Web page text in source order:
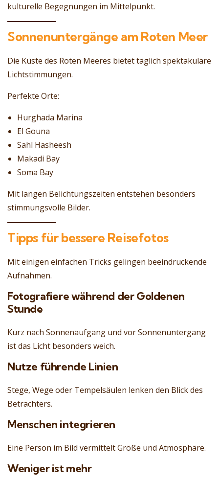
kulturelle Begegnungen im Mittelpunkt.
Sonnenuntergänge am Roten Meer
Die Küste des Roten Meeres bietet täglich spektakuläre
Lichtstimmungen.
Perfekte Orte:
Hurghada Marina
El Gouna
Sahl Hasheesh
Makadi Bay
Soma Bay
Mit langen Belichtungszeiten entstehen besonders
stimmungsvolle Bilder.
Tipps für bessere Reisefotos
Mit einigen einfachen Tricks gelingen beeindruckende
Aufnahmen.
Fotografiere während der Goldenen
Stunde
Kurz nach Sonnenaufgang und vor Sonnenuntergang
ist das Licht besonders weich.
Nutze führende Linien
Stege, Wege oder Tempelsäulen lenken den Blick des
Betrachters.
Menschen integrieren
Eine Person im Bild vermittelt Größe und Atmosphäre.
Weniger ist mehr